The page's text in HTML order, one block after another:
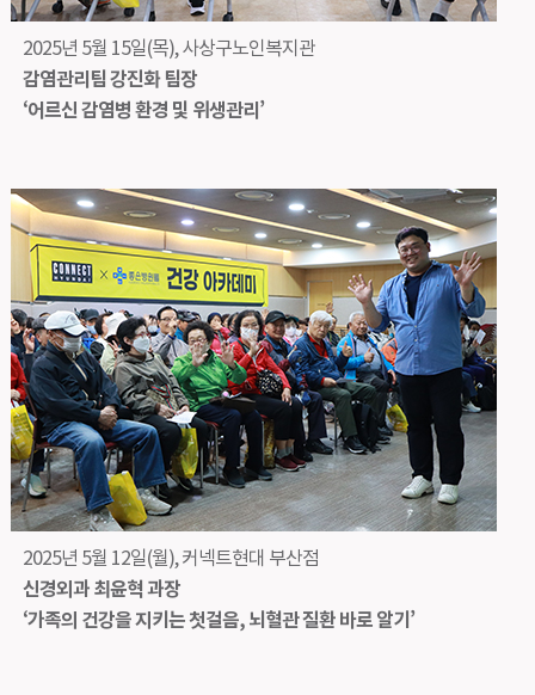
2025년 5월 15일(목), 사상구노인복지관
감염관리팀 강진화 팀장
‘어르신 감염병 환경 및 위생관리’
2025년 5월 12일(월), 커넥트현대 부산점
신경외과 최윤혁 과장
‘가족의 건강을 지키는 첫걸음, 뇌혈관 질환 바로 알기’